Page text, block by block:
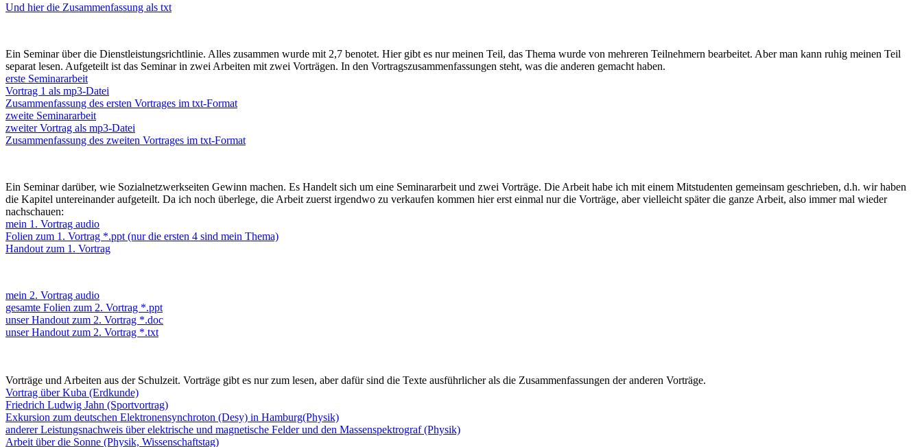
Und hier die Zusammenfassung als txt
Ein Seminar über die Dienstleistungsrichtlinie. Alles zusammen wurde mit 2,7 benotet. Hier gibt es nur meinen Teil, das Thema wurde von mehreren Teilnehmern bearbeitet. Aber man kann ruhig meinen Teil
separat lesen. Aufgeteilt ist das Seminar in zwei Arbeiten mit zwei Vorträgen. In den Vortragszusammenfassungen steht, was die anderen gemacht haben.
erste Seminararbeit
Vortrag 1 als mp3-Datei
Zusammenfassung des ersten Vortrages im txt-Format
zweite Seminararbeit
zweiter Vortrag als mp3-Datei
Zusammenfassung des zweiten Vortrages im txt-Format
Ein Seminar darüber, wie Sozialnetzwerkseiten Gewinn machen. Es Handelt sich um eine Seminararbeit und zwei Vorträge. Die Arbeit habe ich mit einem Mitstudenten gemeinsam geschrieben, d.h. wir haben
die Kapitel untereinander aufgeteilt. Da ich noch überlege, die Arbeit zuerst irgendwo zu verkaufen kommen hier erst einmal nur die Vorträge, aber vielleicht später die ganze Arbeit, also immer mal wieder
nachschauen:
mein 1. Vortrag audio
Folien zum 1. Vortrag *.ppt (nur die ersten 4 sind mein Thema)
Handout zum 1. Vortrag
mein 2. Vortrag audio
gesamte Folien zum 2. Vortrag *.ppt
unser Handout zum 2. Vortrag *.doc
unser Handout zum 2. Vortrag *.txt
Vorträge und Arbeiten aus der Schulzeit. Vorträge gibt es nur zum lesen, aber dafür sind die Texte ausführlicher als die Zusammenfassungen der anderen Vorträge.
Vortrag über Kuba (Erdkunde)
Friedrich Ludwig Jahn (Sportvortrag)
Exkursion zum deutschen Elektronensynchroton (Desy) in Hamburg(Physik)
anderer Leistungsnachweis über elektrische und magnetische Felder und den Massenspektrograf (Physik)
Arbeit über die Sonne (Physik, Wissenschaftstag)